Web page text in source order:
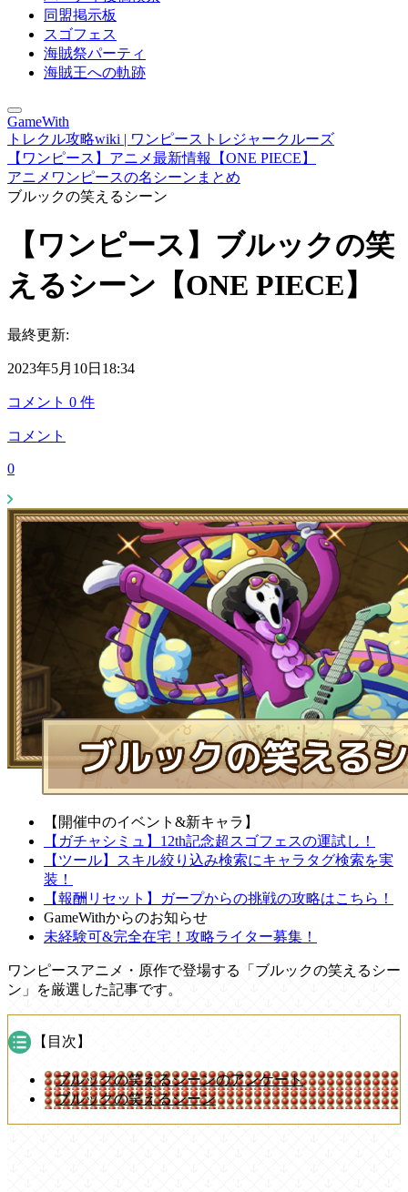
同盟掲示板
スゴフェス
海賊祭パーティ
海賊王への軌跡
GameWith
トレクル攻略wiki | ワンピーストレジャークルーズ
【ワンピース】アニメ最新情報【ONE PIECE】
アニメワンピースの名シーンまとめ
ブルックの笑えるシーン
【ワンピース】ブルックの笑
えるシーン【ONE PIECE】
最終更新:
2023年5月10日18:34
コメント 0 件
コメント
0
【開催中のイベント&新キャラ】
【ガチャシミュ】12th記念超スゴフェスの運試し！
【ツール】スキル絞り込み検索にキャラタグ検索を実
装！
【報酬リセット】ガープからの挑戦の攻略はこちら！
GameWithからのお知らせ
未経験可&完全在宅！攻略ライター募集！
ワンピースアニメ・原作で登場する「ブルックの笑えるシー
ン」を厳選した記事です。
【目次】
ブルックの笑えるシーンのアンケート
ブルックの笑えるシーン